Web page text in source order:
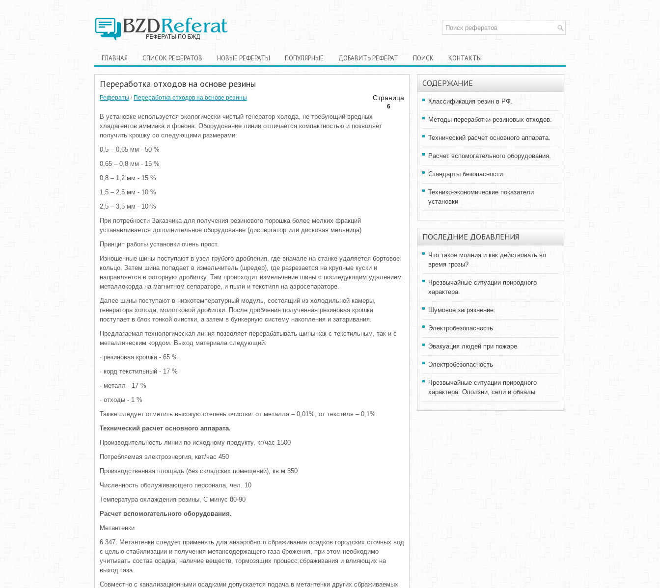
ГЛАВНАЯ СПИСОК РЕФЕРАТОВ НОВЫЕ РЕФЕРАТЫ ПОПУЛЯРНЫЕ ДОБАВИТЬ РЕФЕРАТ ПОИСК КОНТАКТЫ
Переработка отходов на основе резины
Страница
6
Рефераты / Переработка отходов на основе резины
В установке используется экологически чистый генератор холода, не требующий вредных
хладагентов аммиака и фреона. Оборудование линии отличается компактностью и позволяет
получить крошку со следующими размерами:
0,5 – 0,65 мм - 50 %
0,65 – 0,8 мм - 15 %
0,8 – 1,2 мм - 15 %
1,5 – 2,5 мм - 10 %
2,5 – 3,5 мм - 10 %
При потребности Заказчика для получения резинового порошка более мелких фракций
устанавливается дополнительное оборудование (диспергатор или дисковая мельница)
Принцип работы установки очень прост.
Изношенные шины поступают в узел грубого дробления, где вначале на станке удаляется бортовое
кольцо. Затем шина попадает в измельчитель (шредер), где разрезается на крупные куски и
направляется в роторную дробилку. Там происходит измельчение шины с последующим удалением
металлокорда на магнитном сепараторе, и пыли и текстиля на аэросепараторе.
Далее шины поступают в низкотемпературный модуль, состоящий из холодильной камеры,
генератора холода, молотковой дробилки. После дробления полученная резиновая крошка
поступает в блок тонкой очистки, а затем в бункерную систему накопления и затаривания.
Предлагаемая технологическая линия позволяет перерабатывать шины как с текстильным, так и с
металлическим кордом. Выход материала следующий:
· резиновая крошка - 65 %
· корд текстильный - 17 %
· металл - 17 %
· отходы - 1 %
Также следует отметить высокую степень очистки: от металла – 0,01%, от текстиля – 0,1%.
Технический расчет основного аппарата.
Производительность линии по исходному продукту, кг/час 1500
Потребляемая электроэнергия, квт/час 450
Производственная площадь (без складских помещений), кв.м 350
Численность обслуживающего персонала, чел. 10
Температура охлаждения резины, С минус 80-90
Расчет вспомогательного оборудования.
Метантенки
6.347. Метантенки следует применять для ана­эробного сбраживания осадков городских сточных вод
с целью стабилизации и получения метансодержащего газа брожения, при этом необходимо
учитывать состав осадка, наличие веществ, тормозящих процесс сбраживания и влияющих на
выход газа.
Совместно с канализационными осадками допу­скается подача в метантенки других сбраживаемых
СОДЕРЖАНИЕ
Классификация резин в РФ.
Методы переработки резиновых отходов.
Технический расчет основного аппарата.
Расчет вспомогательного оборудования.
Стандарты безопасности.
Технико-экономические показатели
установки
ПОСЛЕДНИЕ ДОБАВЛЕНИЯ
Что такое молния и как действовать во
время грозы?
Чрезвычайные ситуации природного
характера
Шумовое загрязнение
Электробезопасность
Эвакуация людей при пожаре
Электробезопасность
Чрезвычайные ситуации природного
характера. Оползни, сели и обвалы